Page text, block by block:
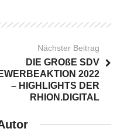
Nächster Beitrag
DIE GROßE SDV
2022
– HIGHLIGHTS DER
RHION.DIGITAL